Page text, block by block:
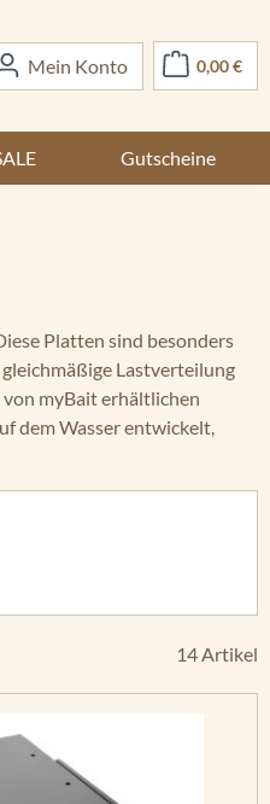
Mein Konto 0,00 €
Gutscheine
Platten sind besonders
Lastverteilung
myBait erhältlichen
dem Wasser entwickelt,
14 Artikel